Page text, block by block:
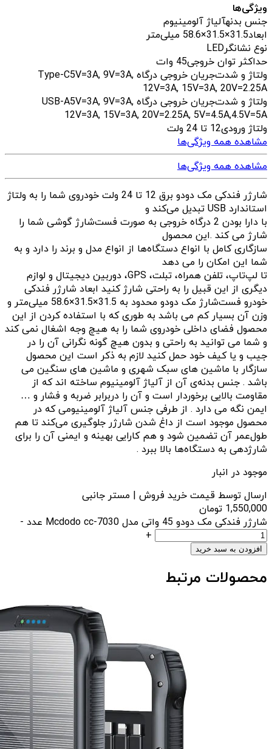
ویژگی‌ها
جنس بدنهآلیاژ آلومینیوم
ابعاد31.5×31.5×58.6 میلی‌متر
نوع نشانگرLED
حداکثر توان خروجی45 وات
ولتاژ و شدت‌جریان خروجی درگاه Type-C 5V=3A, 9V=3A,
12V=3A, 15V=3A, 20V=2.25A
ولتاژ و شدت‌جریان خروجی درگاه USB-A 5V=3A, 9V=3A,
12V=3A, 15V=3A, 20V=2.25A, 5V=4.5A,4.5V=5A
ولتاژ ورودی12 تا 24 ولت
مشاهده همه ویژگی‌ها
مشاهده همه ویژگی‌ها
شارژر فندکی مک دودو برق 12 تا 24 ولت خودروی شما را به ولتاژ
استاندارد USB تبدیل می‌کند و
با دارا بودن 2 درگاه خروجی به صورت فست‌شارژ گوشی شما را
شارژ می کند .این محصول
سازگاری کامل با انواع دستگاه‌ها از انواع مدل و برند را دارد و به
شما این امکان را می دهد
تا لپ‌تاپ، تلفن همراه، تبلت، GPS، دوربین دیجیتال و لوازم
دیگری از این قبیل را به راحتی شارژ کنید ابعاد شارژر فندکی
خودرو فست‌شارژ مک دودو محدود به 31.5×31.5×58.6 میلی‌متر و
وزن آن بسیار کم می باشد به طوری که با استفاده کردن از این
محصول فضای داخلی خودروی شما را به هیچ وجه اشغال نمی کند
و شما می توانید به راحتی و بدون هیچ گونه نگرانی آن را در
جیب و یا کیف خود حمل کنید لازم به ذکر است این محصول
سازگار با ماشین های سبک شهری و ماشین های سنگین می
باشد . جنس بدنه‌ی آن از آلیاژ آلومینیوم ساخته اند که از
مقاومت بالایی برخوردار است و آن را دربرابر ضربه و فشار و …
ایمن نگه می دارد . از طرفی جنس آلیاژ آلومینیومی که در
محصول موجود است از داغ شدن شارژر جلوگیری می‌کند تا هم
طول‌عمر آن تضمین شود و هم کارایی بهینه و ایمنی آن را برای
شارژدهی به دستگاه‌ها بالا ببرد .
موجود در انبار
ارسال توسط قیمت خرید فروش | مستر جانبی
1,550,000 تومان
شارژر فندکی مک دودو 45 واتی مدل Mcdodo cc-7030 عدد
-
+
افزودن به سبد خرید
محصولات مرتبط